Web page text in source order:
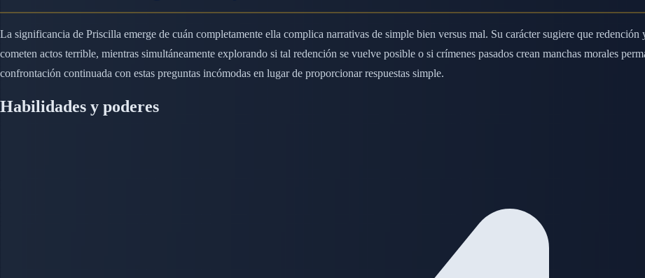
La significancia de Priscilla emerge de cuán completamente ella complica narrativas de simple bien versus mal. Su carácter sugiere que
cometen actos terrible, mientras simultáneamente explorando si tal redención se vuelve posible o si crímenes pasados crean manchas morales
confrontación continuada con estas preguntas incómodas en lugar de proporcionar respuestas simple.
Habilidades y poderes